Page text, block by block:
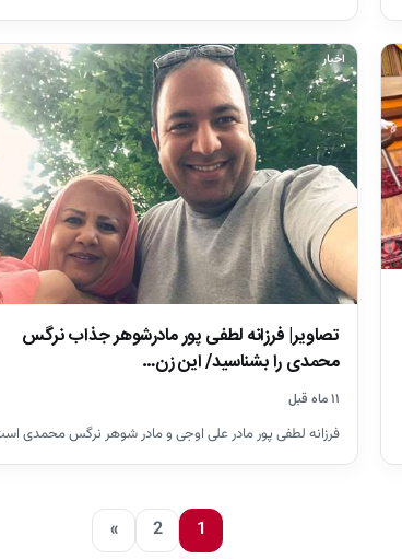
اخبار
تصاویر| فرزانه لطفی پور مادرشوهر جذاب نرگس
محمدی را بشناسید/ این زن…
۱۱ ماه قبل
فرزانه لطفی پور مادر علی اوجی و مادر شوهر نرگس محمدی
1
2
»